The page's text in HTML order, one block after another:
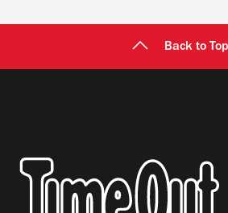
Back to Top